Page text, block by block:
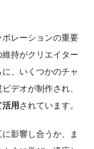
レーションの重要
持がクリエイター
、いくつかのチャ
デオが制作され、
用されています。
影響し合うか、ま